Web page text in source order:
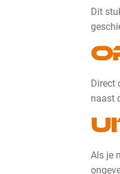
Dit
Direct
naast
Als je